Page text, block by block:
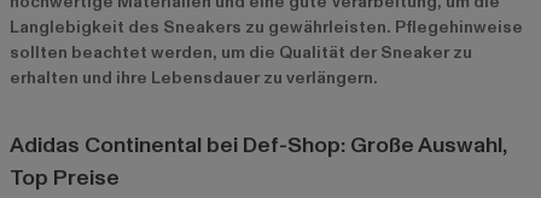
Langlebigkeit des Sneakers zu gewährleisten. Pflegehinweise
sollten beachtet werden, um die Qualität der Sneaker zu
erhalten und ihre Lebensdauer zu verlängern.
Adidas Continental bei Def-Shop: Große Auswahl,
Top Preise